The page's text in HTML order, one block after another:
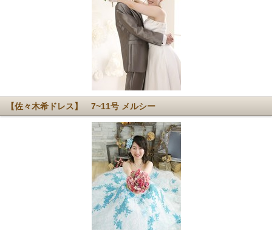
【佐々木希ドレス】 7~11号 メルシー